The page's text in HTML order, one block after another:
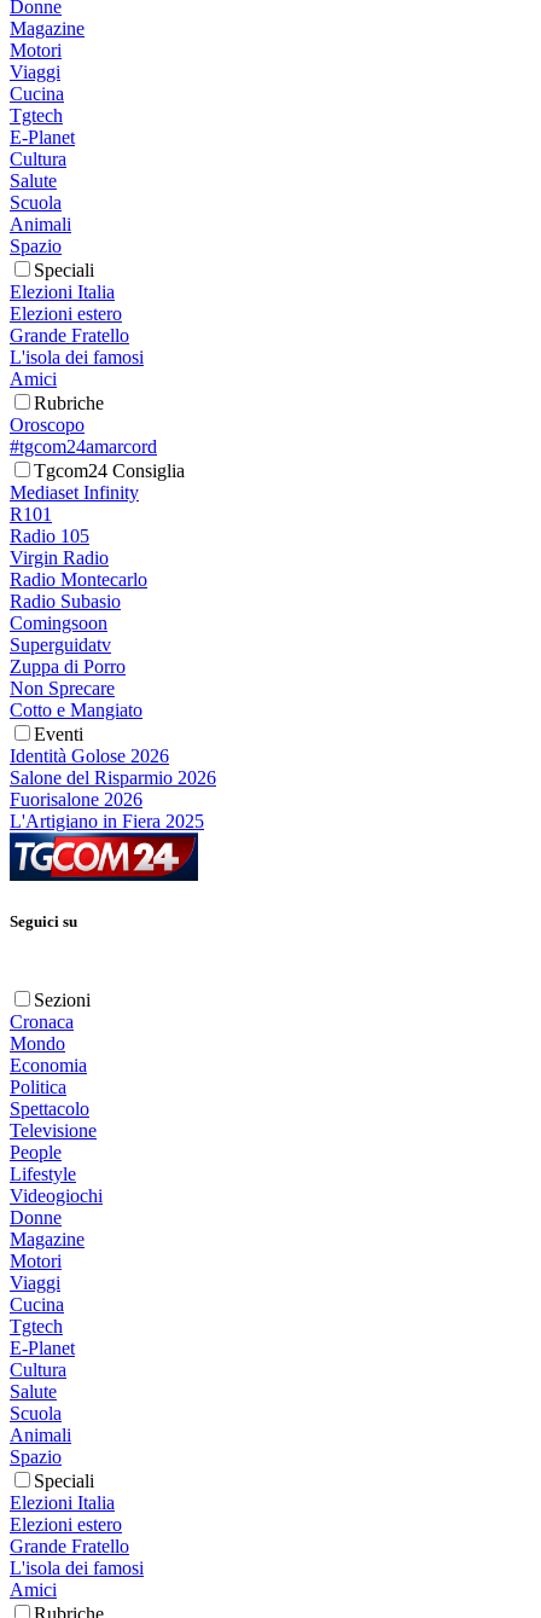
Donne
Magazine
Motori
Viaggi
Cucina
Tgtech
E-Planet
Cultura
Salute
Scuola
Animali
Spazio
Speciali
Elezioni Italia
Elezioni estero
Grande Fratello
L'isola dei famosi
Amici
Rubriche
Oroscopo
#tgcom24amarcord
Tgcom24 Consiglia
Mediaset Infinity
R101
Radio 105
Virgin Radio
Radio Montecarlo
Radio Subasio
Comingsoon
Superguidatv
Zuppa di Porro
Non Sprecare
Cotto e Mangiato
Eventi
Identità Golose 2026
Salone del Risparmio 2026
Fuorisalone 2026
L'Artigiano in Fiera 2025
Seguici su
Sezioni
Cronaca
Mondo
Economia
Politica
Spettacolo
Televisione
People
Lifestyle
Videogiochi
Donne
Magazine
Motori
Viaggi
Cucina
Tgtech
E-Planet
Cultura
Salute
Scuola
Animali
Spazio
Speciali
Elezioni Italia
Elezioni estero
Grande Fratello
L'isola dei famosi
Amici